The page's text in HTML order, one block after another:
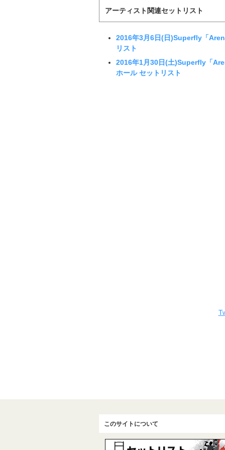
アーティスト関連セットリスト
2016年3月6日(日)Superfly「
リスト
2016年1月30日(土)Superfly「
ホール セットリスト
このサイトについて